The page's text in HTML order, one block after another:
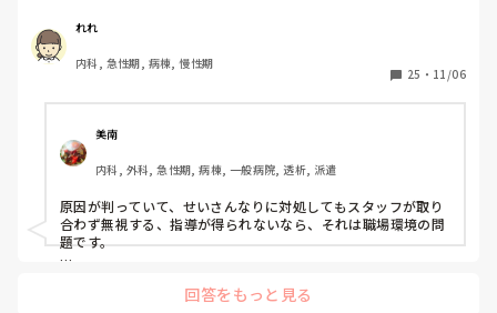
が不快に感じると言われてます。
推測ですが私は人見知りで話すのが苦手なため毎日ペコペコ
しながら愛想笑いをして先輩方の機嫌を伺いなんとか仕事を
しかし元々メンタルも強くなかったことからこの状況がスト
レスとなり体調を崩し、睡眠不足と少し鬱状態な感じで仕事
をしていました。そのせいもあってか先輩に言われたことを
やってなかったりケアレスミスが目立つようになり、もとも
とよく思われてなかったため、この行いからついに見捨てら
れました。
見捨てられたと確信したのは明らかにもう何も指導していた
だけなくなり、詰所で〜さんにはもう無視した。もう教えな
原因は自分だとわかっているのでしょうがないことだとは理
れれ
内科, 急性期, 病棟, 慢性期
25 ・ 11/06
美南
内科, 外科, 急性期, 病棟, 一般病院, 透析, 派遣
原因が判っていて、せいさんなりに対処してもスタッフが取り
合わず無視する、指導が得られないなら、それは職場環境の問
題です。
回答をもっと見る